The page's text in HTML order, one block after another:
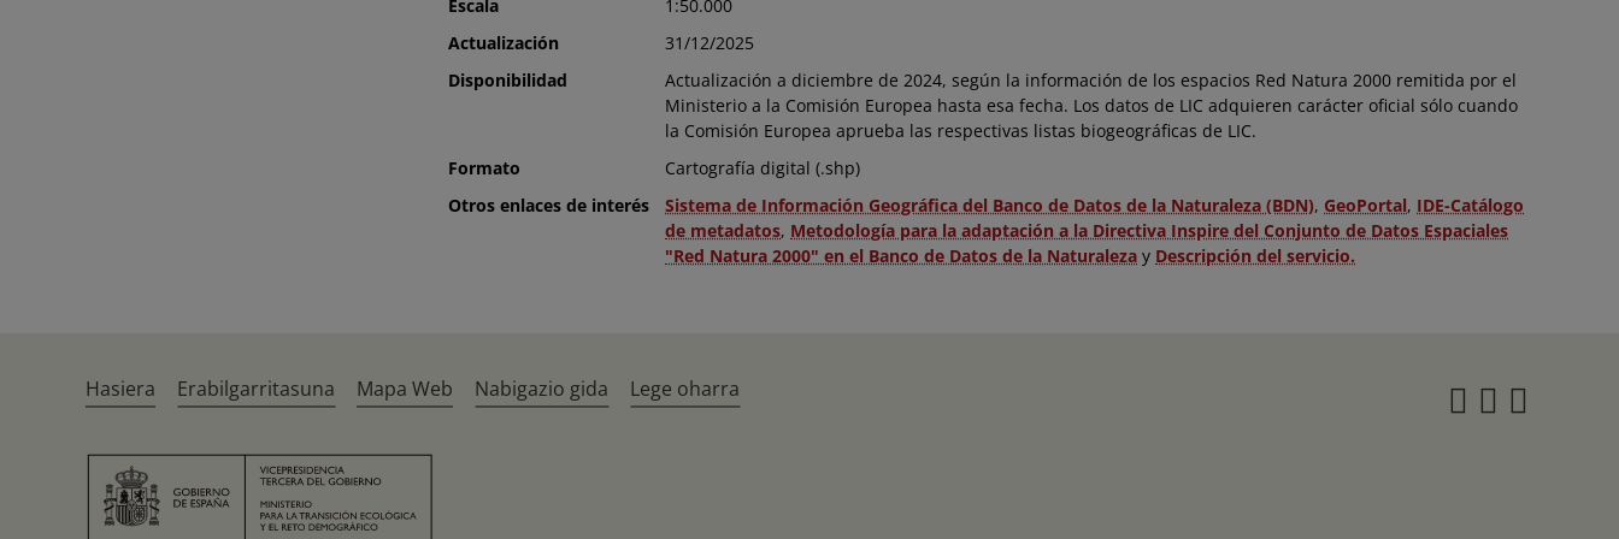
Escala
1:50.000
Actualización
31/12/2025
Disponibilidad
Actualización a diciembre de 2024, según la información de los espacios Red Natura 2000 remitida por el
Ministerio a la Comisión Europea hasta esa fecha. Los datos de LIC adquieren carácter oficial sólo cuando
la Comisión Europea aprueba las respectivas listas biogeográficas de LIC.
Formato
Cartografía digital (.shp)
Otros enlaces de interés
Sistema de Información Geográfica del Banco de Datos de la Naturaleza (BDN), GeoPortal, IDE-Catálogo
de metadatos, Metodología para la adaptación a la Directiva Inspire del Conjunto de Datos Espaciales
"Red Natura 2000" en el Banco de Datos de la Naturaleza y Descripción del servicio.
Hasiera Erabilgarritasuna Mapa Web Nabigazio gida Lege oharra Twitter